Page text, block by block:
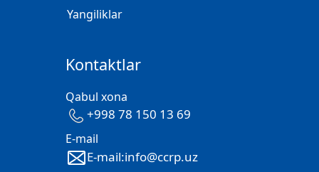
Yangiliklar
Kontaktlar
Qabul xona
+998 78 150 13 69
E-mail
E-mail:info@ccrp.uz